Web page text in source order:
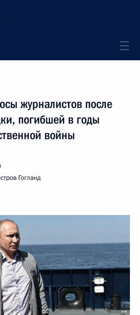
журналистов после
погибшей в годы
войны
Гогланд